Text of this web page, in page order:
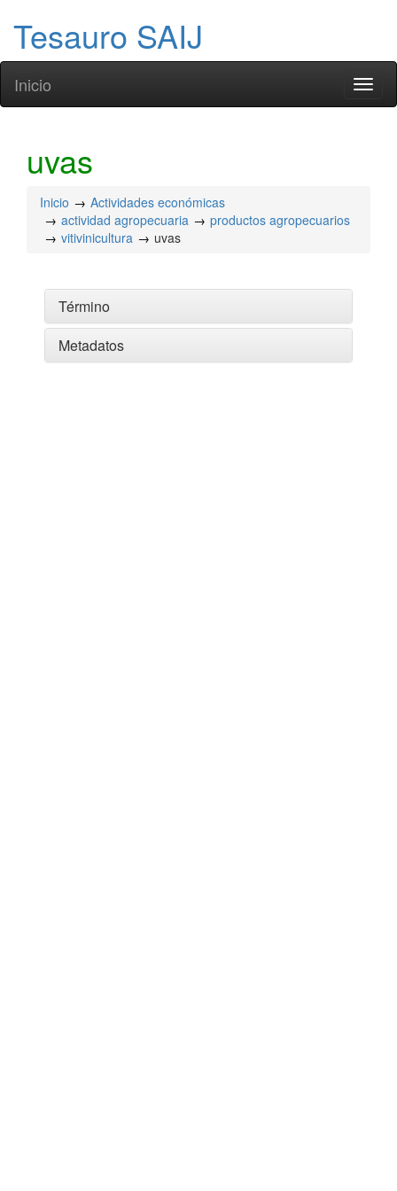
Tesauro SAIJ
Inicio
uvas
Inicio
Actividades económicas
actividad agropecuaria
productos agropecuarios
vitivinicultura
uvas
Término
Metadatos